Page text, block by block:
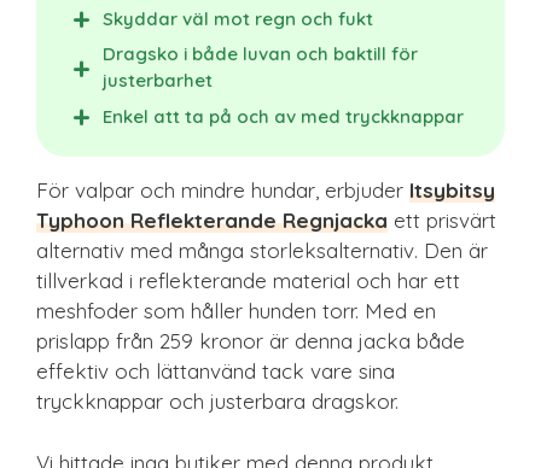
Skyddar väl mot regn och fukt
Dragsko i både luvan och baktill för
justerbarhet
Enkel att ta på och av med tryckknappar
För valpar och mindre hundar, erbjuder Itsybitsy
Typhoon Reflekterande Regnjacka ett prisvärt
alternativ med många storleksalternativ. Den är
tillverkad i reflekterande material och har ett
meshfoder som håller hunden torr. Med en
prislapp från 259 kronor är denna jacka både
effektiv och lättanvänd tack vare sina
tryckknappar och justerbara dragskor.
Vi hittade inga butiker med denna produkt